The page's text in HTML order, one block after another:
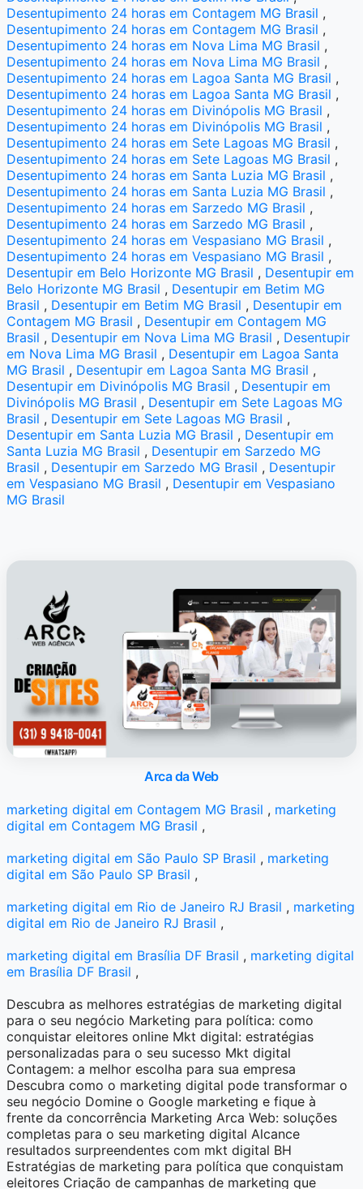
Desentupimento 24 horas em Contagem MG Brasil ,
Desentupimento 24 horas em Contagem MG Brasil ,
Desentupimento 24 horas em Nova Lima MG Brasil ,
Desentupimento 24 horas em Nova Lima MG Brasil ,
Desentupimento 24 horas em Lagoa Santa MG Brasil ,
Desentupimento 24 horas em Lagoa Santa MG Brasil ,
Desentupimento 24 horas em Divinópolis MG Brasil ,
Desentupimento 24 horas em Divinópolis MG Brasil ,
Desentupimento 24 horas em Sete Lagoas MG Brasil ,
Desentupimento 24 horas em Sete Lagoas MG Brasil ,
Desentupimento 24 horas em Santa Luzia MG Brasil ,
Desentupimento 24 horas em Santa Luzia MG Brasil ,
Desentupimento 24 horas em Sarzedo MG Brasil ,
Desentupimento 24 horas em Sarzedo MG Brasil ,
Desentupimento 24 horas em Vespasiano MG Brasil ,
Desentupimento 24 horas em Vespasiano MG Brasil ,
Desentupir em Belo Horizonte MG Brasil , Desentupir em
Belo Horizonte MG Brasil , Desentupir em Betim MG
Brasil , Desentupir em Betim MG Brasil , Desentupir em
Contagem MG Brasil , Desentupir em Contagem MG
Brasil , Desentupir em Nova Lima MG Brasil , Desentupir
em Nova Lima MG Brasil , Desentupir em Lagoa Santa
MG Brasil , Desentupir em Lagoa Santa MG Brasil ,
Desentupir em Divinópolis MG Brasil , Desentupir em
Divinópolis MG Brasil , Desentupir em Sete Lagoas MG
Brasil , Desentupir em Sete Lagoas MG Brasil ,
Desentupir em Santa Luzia MG Brasil , Desentupir em
Santa Luzia MG Brasil , Desentupir em Sarzedo MG
Brasil , Desentupir em Sarzedo MG Brasil , Desentupir
em Vespasiano MG Brasil , Desentupir em Vespasiano
MG Brasil
Arca da Web
marketing digital em Contagem MG Brasil , marketing
digital em Contagem MG Brasil ,
marketing digital em São Paulo SP Brasil , marketing
digital em São Paulo SP Brasil ,
marketing digital em Rio de Janeiro RJ Brasil , marketing
digital em Rio de Janeiro RJ Brasil ,
marketing digital em Brasília DF Brasil , marketing digital
em Brasília DF Brasil ,
Descubra as melhores estratégias de marketing digital
para o seu negócio Marketing para política: como
conquistar eleitores online Mkt digital: estratégias
personalizadas para o seu sucesso Mkt digital
Contagem: a melhor escolha para sua empresa
Descubra como o marketing digital pode transformar o
seu negócio Domine o Google marketing e fique à
frente da concorrência Marketing Arca Web: soluções
completas para o seu marketing digital Alcance
resultados surpreendentes com mkt digital BH
Estratégias de marketing para política que conquistam
eleitores Criação de campanhas de marketing que